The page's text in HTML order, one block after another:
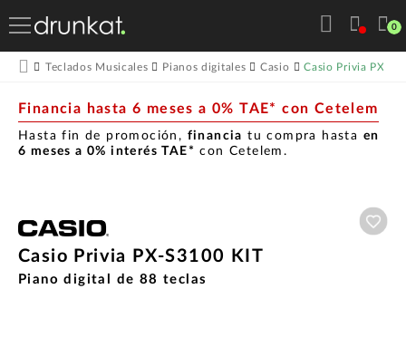
0
Teclados Musicales Pianos digitales Casio Casio Privia PX-
Financia hasta 6 meses a 0% TAE* con Cetelem
Hasta fin de promoción, financia tu compra hasta en
6 meses a 0% interés TAE* con Cetelem.
Casio Privia PX-S3100 KIT
Piano digital de 88 teclas